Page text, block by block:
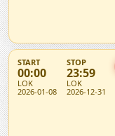
START
00:00
LOK
2026-01-08
STOP
23:59
LOK
2026-12-31